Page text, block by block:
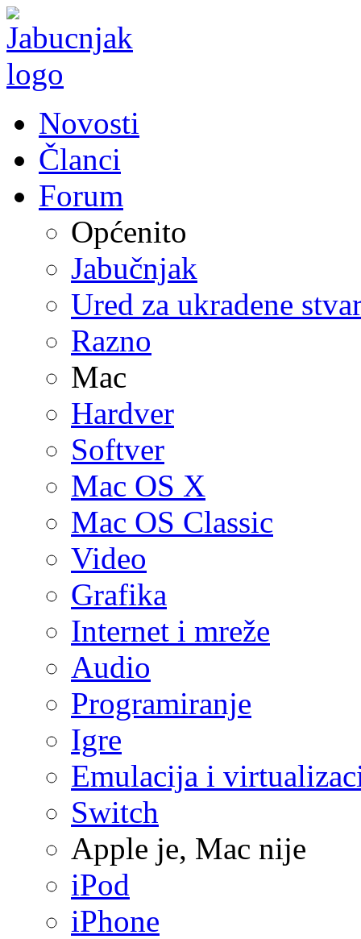
Novosti
Članci
Forum
Općenito
Jabučnjak
Ured za ukradene
Razno
Mac
Hardver
Softver
Mac OS X
Mac OS Classic
Video
Grafika
Internet i mreže
Audio
Programiranje
Igre
Emulacija i
Switch
Apple je, Mac nije
iPod
iPhone